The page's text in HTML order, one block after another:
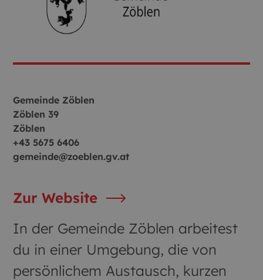
Gemeinde Zöblen
Zöblen 39
Zöblen
+43 5675 6406
gemeinde@zoeblen.gv.at
Zur Website
In der Gemeinde Zöblen arbeitest
du in einer Umgebung, die von
persönlichem Austausch, kurzen